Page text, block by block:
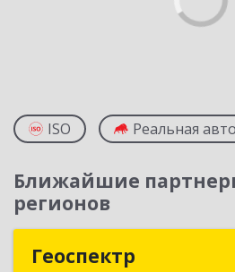
ISO Реальная
Ближайшие
регионов
Геоспектр